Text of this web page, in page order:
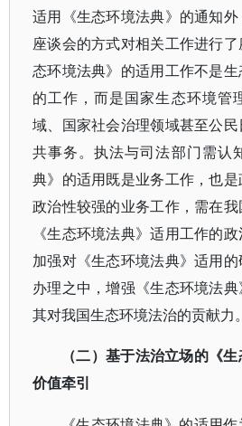
适用《生态环境法典》的通知
座谈会的方式对相关工作进行
态环境法典》的适用工作不是
的工作，而是国家生态环境管
域、国家社会治理领域甚至公
共事务。执法与司法部门需认
典》的适用既是业务工作，也
政治性较强的业务工作，需在
《生态环境法典》适用工作的
加强对《生态环境法典》适用
办理之中，增强《生态环境法
其对我国生态环境法治的贡献力。
（二）基于法治立场的《
价值牵引